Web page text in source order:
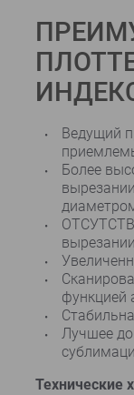
Ведущий
Более
функцией
Лучшее
Технические